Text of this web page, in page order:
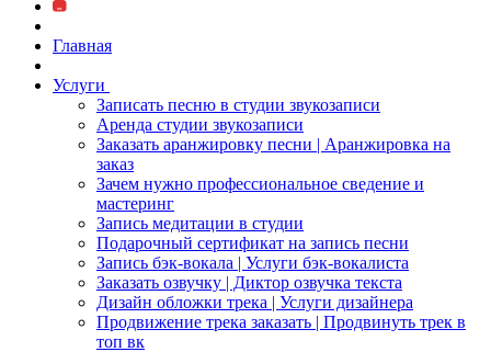
Главная
Услуги
Записать песню в студии звукозаписи
Аренда студии звукозаписи
Заказать аранжировку песни | Аранжировка на
заказ
Зачем нужно профессиональное сведение и
мастеринг
Запись медитации в студии
Подарочный сертификат на запись песни
Запись бэк-вокала | Услуги бэк-вокалиста
Заказать озвучку | Диктор озвучка текста
Дизайн обложки трека | Услуги дизайнера
Продвижение трека заказать | Продвинуть трек в
топ вк